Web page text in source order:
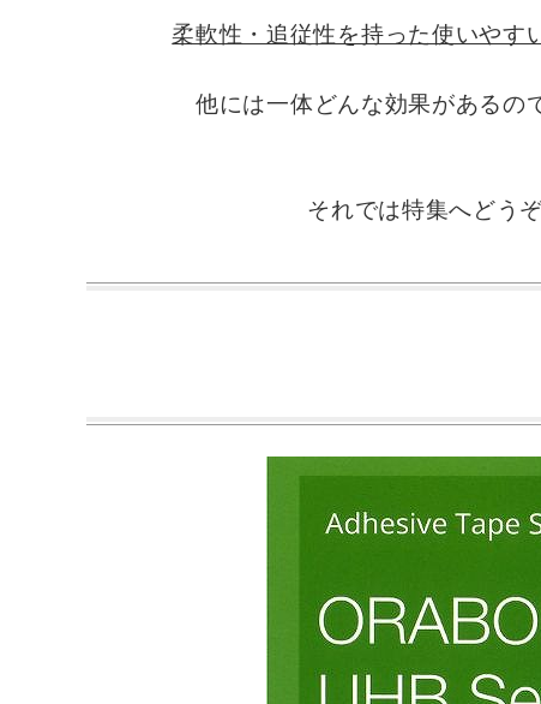
柔軟性・追従性を持った使いやす
他には一体どんな効果があるの
それでは特集へどう